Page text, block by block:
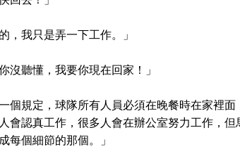
，我只是弄一下工作。」
沒聽懂，我要你現在回家！」
個規定，球隊所有人員必須在晚餐時在家裡面
會認真工作，很多人會在辦公室努力工作，
每個細節的那個。」